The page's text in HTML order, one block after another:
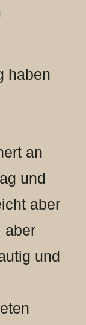
haben
an
und
aber
aber
und